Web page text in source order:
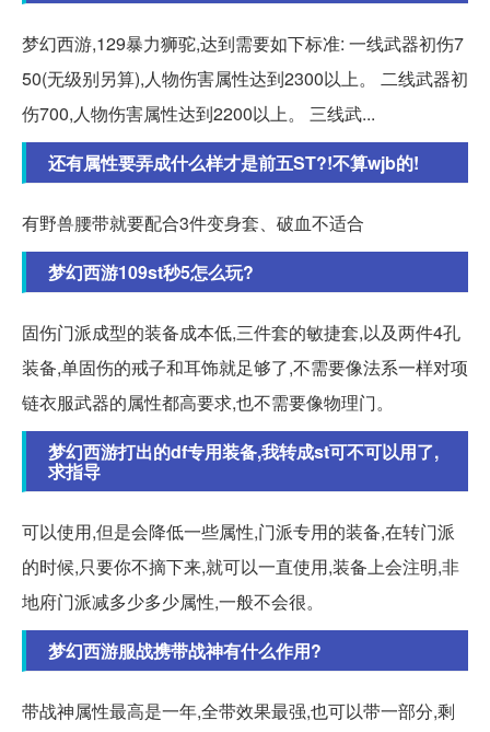
梦幻西游,129暴力狮驼,达到需要如下标准: 一线武器初伤7
50(无级别另算),人物伤害属性达到2300以上。 二线武器初
伤700,人物伤害属性达到2200以上。 三线武...
还有属性要弄成什么样才是前五ST?!不算wjb的!
有野兽腰带就要配合3件变身套、破血不适合
梦幻西游109st秒5怎么玩?
固伤门派成型的装备成本低,三件套的敏捷套,以及两件4孔
装备,单固伤的戒子和耳饰就足够了,不需要像法系一样对项
链衣服武器的属性都高要求,也不需要像物理门。
梦幻西游打出的df专用装备,我转成st可不可以用了,
求指导
可以使用,但是会降低一些属性,门派专用的装备,在转门派
的时候,只要你不摘下来,就可以一直使用,装备上会注明,非
地府门派减多少多少属性,一般不会很。
梦幻西游服战携带战神有什么作用?
带战神属性最高是一年,全带效果最强,也可以带一部分,剩